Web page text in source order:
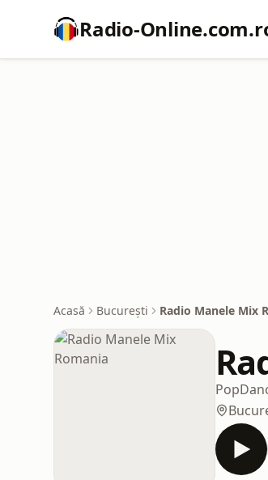
Radio-
Acasă București Radio Manele Mix
Pop